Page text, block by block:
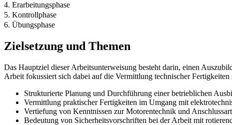
4. Erarbeitungsphase
5. Kontrollphase
6. Übungsphase
Zielsetzung und Themen
Das Hauptziel dieser Arbeitsunterweisung besteht darin, einen
Arbeit fokussiert sich dabei auf die Vermittlung technischer
Strukturierte Planung und Durchführung einer betrieblichen
Vermittlung praktischer Fertigkeiten im Umgang mit
Vertiefung von Kenntnissen zur Motorentechnik und
Bedeutung von Sicherheitsvorschriften bei der Arbeit mit